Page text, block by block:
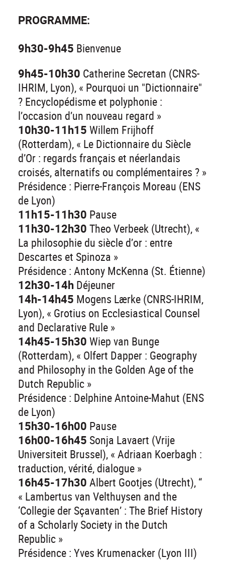
PROGRAMME:
9h30-9h45 Bienvenue
9h45-10h30 Catherine Secretan (CNRS-
IHRIM, Lyon), « Pourquoi un "Dictionnaire"
? Encyclopédisme et polyphonie :
l’occasion d’un nouveau regard »
10h30-11h15 Willem Frijhoff
(Rotterdam), « Le Dictionnaire du Siècle
d’Or : regards français et néerlandais
croisés, alternatifs ou complémentaires ? »
Présidence : Pierre-François Moreau (ENS
de Lyon)
11h15-11h30 Pause
11h30-12h30 Theo Verbeek (Utrecht), «
La philosophie du siècle d’or : entre
Descartes et Spinoza »
Présidence : Antony McKenna (St. Étienne)
12h30-14h Déjeuner
14h-14h45 Mogens Lærke (CNRS-IHRIM,
Lyon), « Grotius on Ecclesiastical Counsel
and Declarative Rule »
14h45-15h30 Wiep van Bunge
(Rotterdam), « Olfert Dapper : Geography
and Philosophy in the Golden Age of the
Dutch Republic »
Présidence : Delphine Antoine-Mahut (ENS
de Lyon)
15h30-16h00 Pause
16h00-16h45 Sonja Lavaert (Vrije
Universiteit Brussel), « Adriaan Koerbagh :
traduction, vérité, dialogue »
16h45-17h30 Albert Gootjes (Utrecht), “
« Lambertus van Velthuysen and the
‘Collegie der Sçavanten’ : The Brief History
of a Scholarly Society in the Dutch
Republic »
Présidence : Yves Krumenacker (Lyon III)